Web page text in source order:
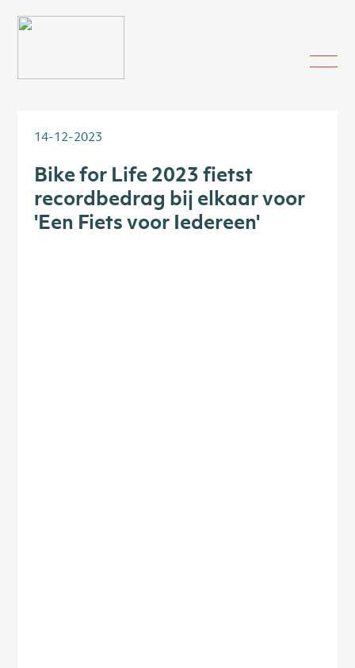
14-12-2023
Bike for Life 2023 fietst
recordbedrag bij elkaar voor
'Een Fiets voor Iedereen'